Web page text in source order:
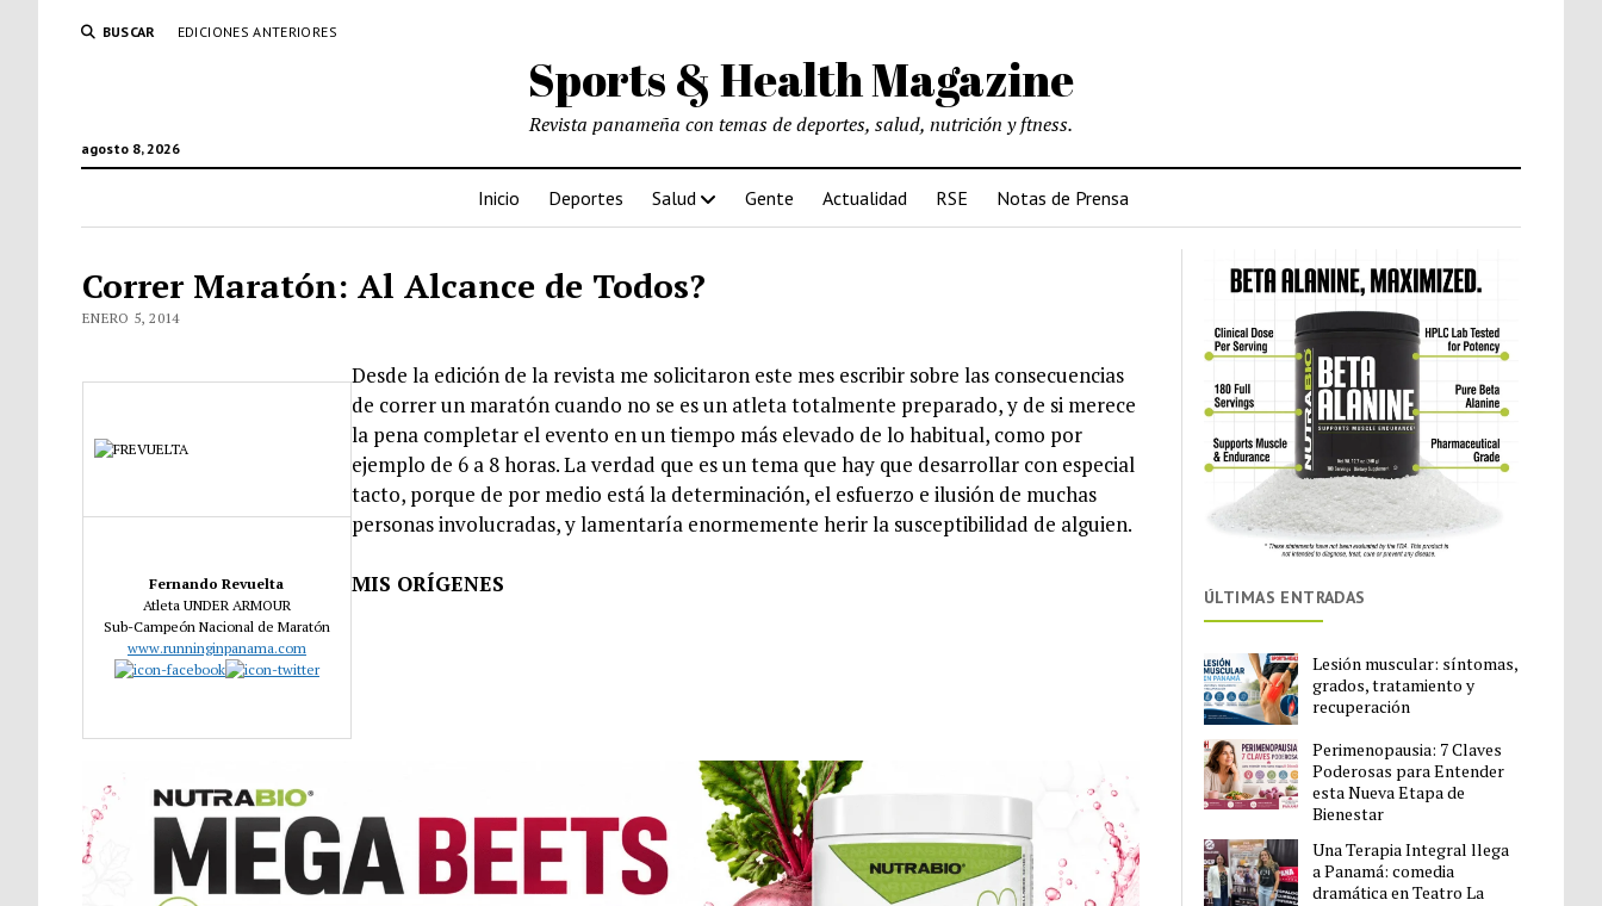
BUSCAR EDICIONES ANTERIORES
Sports & Health Magazine
agosto 8, 2026
Revista panameña con temas de deportes, salud, nutrición y ftness.
Inicio Deportes Salud Gente Actualidad RSE Notas de Prensa
Correr Maratón: Al Alcance de Todos?
ENERO 5, 2014
Fernando Revuelta
Atleta UNDER ARMOUR
Sub-Campeón Nacional de Maratón
www.runninginpanama.com
Desde la edición de la revista me solicitaron este mes escribir sobre las consecuencias
de correr un maratón cuando no se es un atleta totalmente preparado, y de si merece
la pena completar el evento en un tiempo más elevado de lo habitual, como por
ejemplo de 6 a 8 horas. La verdad que es un tema que hay que desarrollar con especial
tacto, porque de por medio está la determinación, el esfuerzo e ilusión de muchas
personas involucradas, y lamentaría enormemente herir la susceptibilidad de alguien.
MIS ORÍGENES
ÚLTIMAS ENTRADAS
Lesión muscular: síntomas,
grados, tratamiento y
recuperación
Perimenopausia: 7 Claves
Poderosas para Entender
esta Nueva Etapa de
Bienestar
Una Terapia Integral llega
a Panamá: comedia
dramática en Teatro La